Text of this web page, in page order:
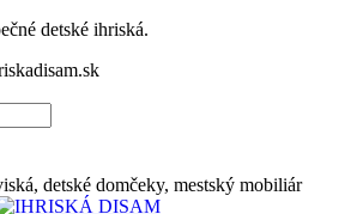
detské ihriská.
detské domčeky, mestský mobiliár